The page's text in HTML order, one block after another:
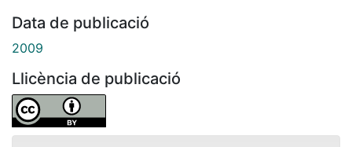
Data de publicació
2009
Llicència de publicació